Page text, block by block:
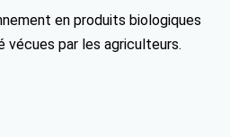
en produits biologiques
vécues par les agriculteurs.